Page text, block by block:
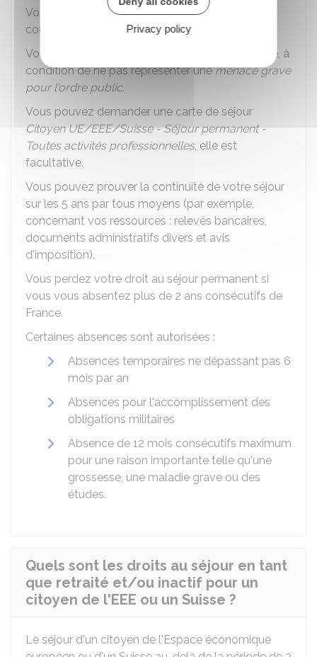
Vous n'avez ensuite plus besoin de justifier les
conditions de votre séjour (études, ressources).
Vous pouvez demeurer définitivement en France, à
condition de ne pas représenter unemenace grave
pour l'ordre public.
Vous pouvez demander une carte de séjour
Citoyen UE/EEE/Suisse - Séjour permanent -
Toutes activités professionnelles, elle est
facultative.
Vous pouvez prouver la continuité de votre séjour
sur les 5 ans par tous moyens (par exemple,
concernant vos ressources : relevés bancaires,
documents administratifs divers et avis
d'imposition).
Vous perdez votre droit au séjour permanent si
vous vous absentez plus de 2 ans consécutifs de
France.
Certaines absences sont autorisées :
Absences temporaires ne dépassant pas 6
mois par an
Absences pour l'accomplissement des
obligations militaires
Absence de 12 mois consécutifs maximum
pour une raison importante telle qu'une
grossesse, une maladie grave ou des
études.
Quels sont les droits au séjour en tant
que retraité et/ou inactif pour un
citoyen de l'EEE ou un Suisse ?
Le séjour d'un citoyen de l'Espace économique
Privacy policy